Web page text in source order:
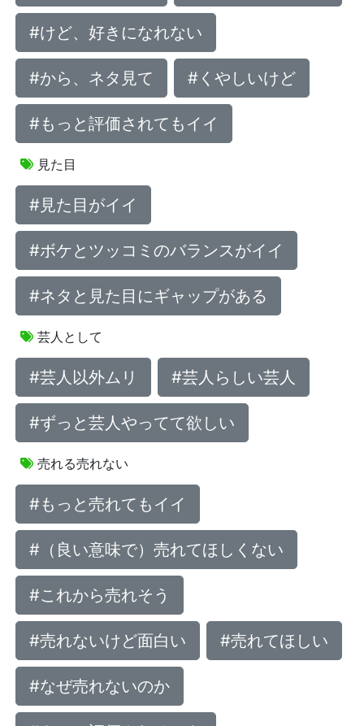
#けど、好きになれない
#から、ネタ見て #くやしいけど
#もっと評価されてもイイ
見た目
#見た目がイイ
#ボケとツッコミのバランスがイイ
#ネタと見た目にギャップがある
芸人として
#芸人以外ムリ #芸人らしい芸人
#ずっと芸人やってて欲しい
売れる売れない
#もっと売れてもイイ
#（良い意味で）売れてほしくない
#これから売れそう
#売れないけど面白い #売れてほしい
#なぜ売れないのか